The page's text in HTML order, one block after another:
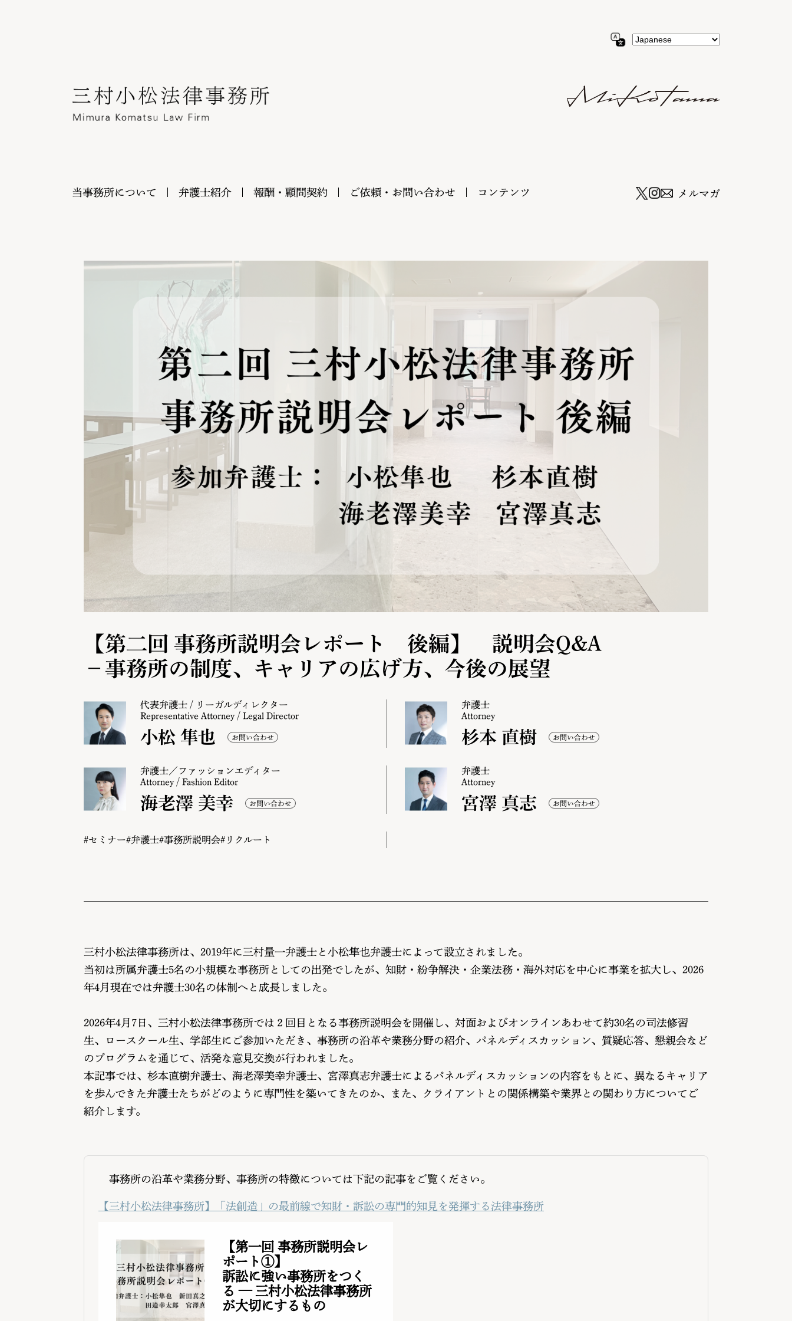
当事務所について 弁護士紹介 報酬・顧問契約 ご依頼・お問い合わせ コンテンツ メルマガ
【第二回 事務所説明会レポート 後編】 説明会Q&A
－事務所の制度、キャリアの広げ方、今後の展望
代表弁護士 / リーガルディレクター
Representative Attorney / Legal Director
小松 隼也
弁護士
Attorney
杉本 直樹
弁護士／ファッションエディター
Attorney / Fashion Editor
海老澤 美幸
弁護士
Attorney
宮澤 真志
#セミナー#弁護士#事務所説明会#リクルート
三村小松法律事務所は、2019年に三村量一弁護士と小松隼也弁護士によって設立されました。
当初は所属弁護士5名の小規模な事務所としての出発でしたが、知財・紛争解決・企業法務・海外対応を中心に事業を拡大し、2026
年4月現在では弁護士30名の体制へと成長しました。
2026年4月7日、三村小松法律事務所では２回目となる事務所説明会を開催し、対面およびオンラインあわせて約30名の司法修習
生、ロースクール生、学部生にご参加いただき、事務所の沿革や業務分野の紹介、パネルディスカッション、質疑応答、懇親会など
のプログラムを通じて、活発な意見交換が行われました。
本記事では、杉本直樹弁護士、海老澤美幸弁護士、宮澤真志弁護士によるパネルディスカッションの内容をもとに、異なるキャリア
を歩んできた弁護士たちがどのように専門性を築いてきたのか、また、クライアントとの関係構築や業界との関わり方についてご
紹介します。
事務所の沿革や業務分野、事務所の特徴については下記の記事をご覧ください。
【三村小松法律事務所】「法創造」の最前線で知財・訴訟の専門的知見を発揮する法律事務所